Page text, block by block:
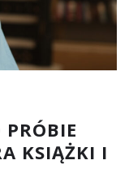
KSIĄŻKI I